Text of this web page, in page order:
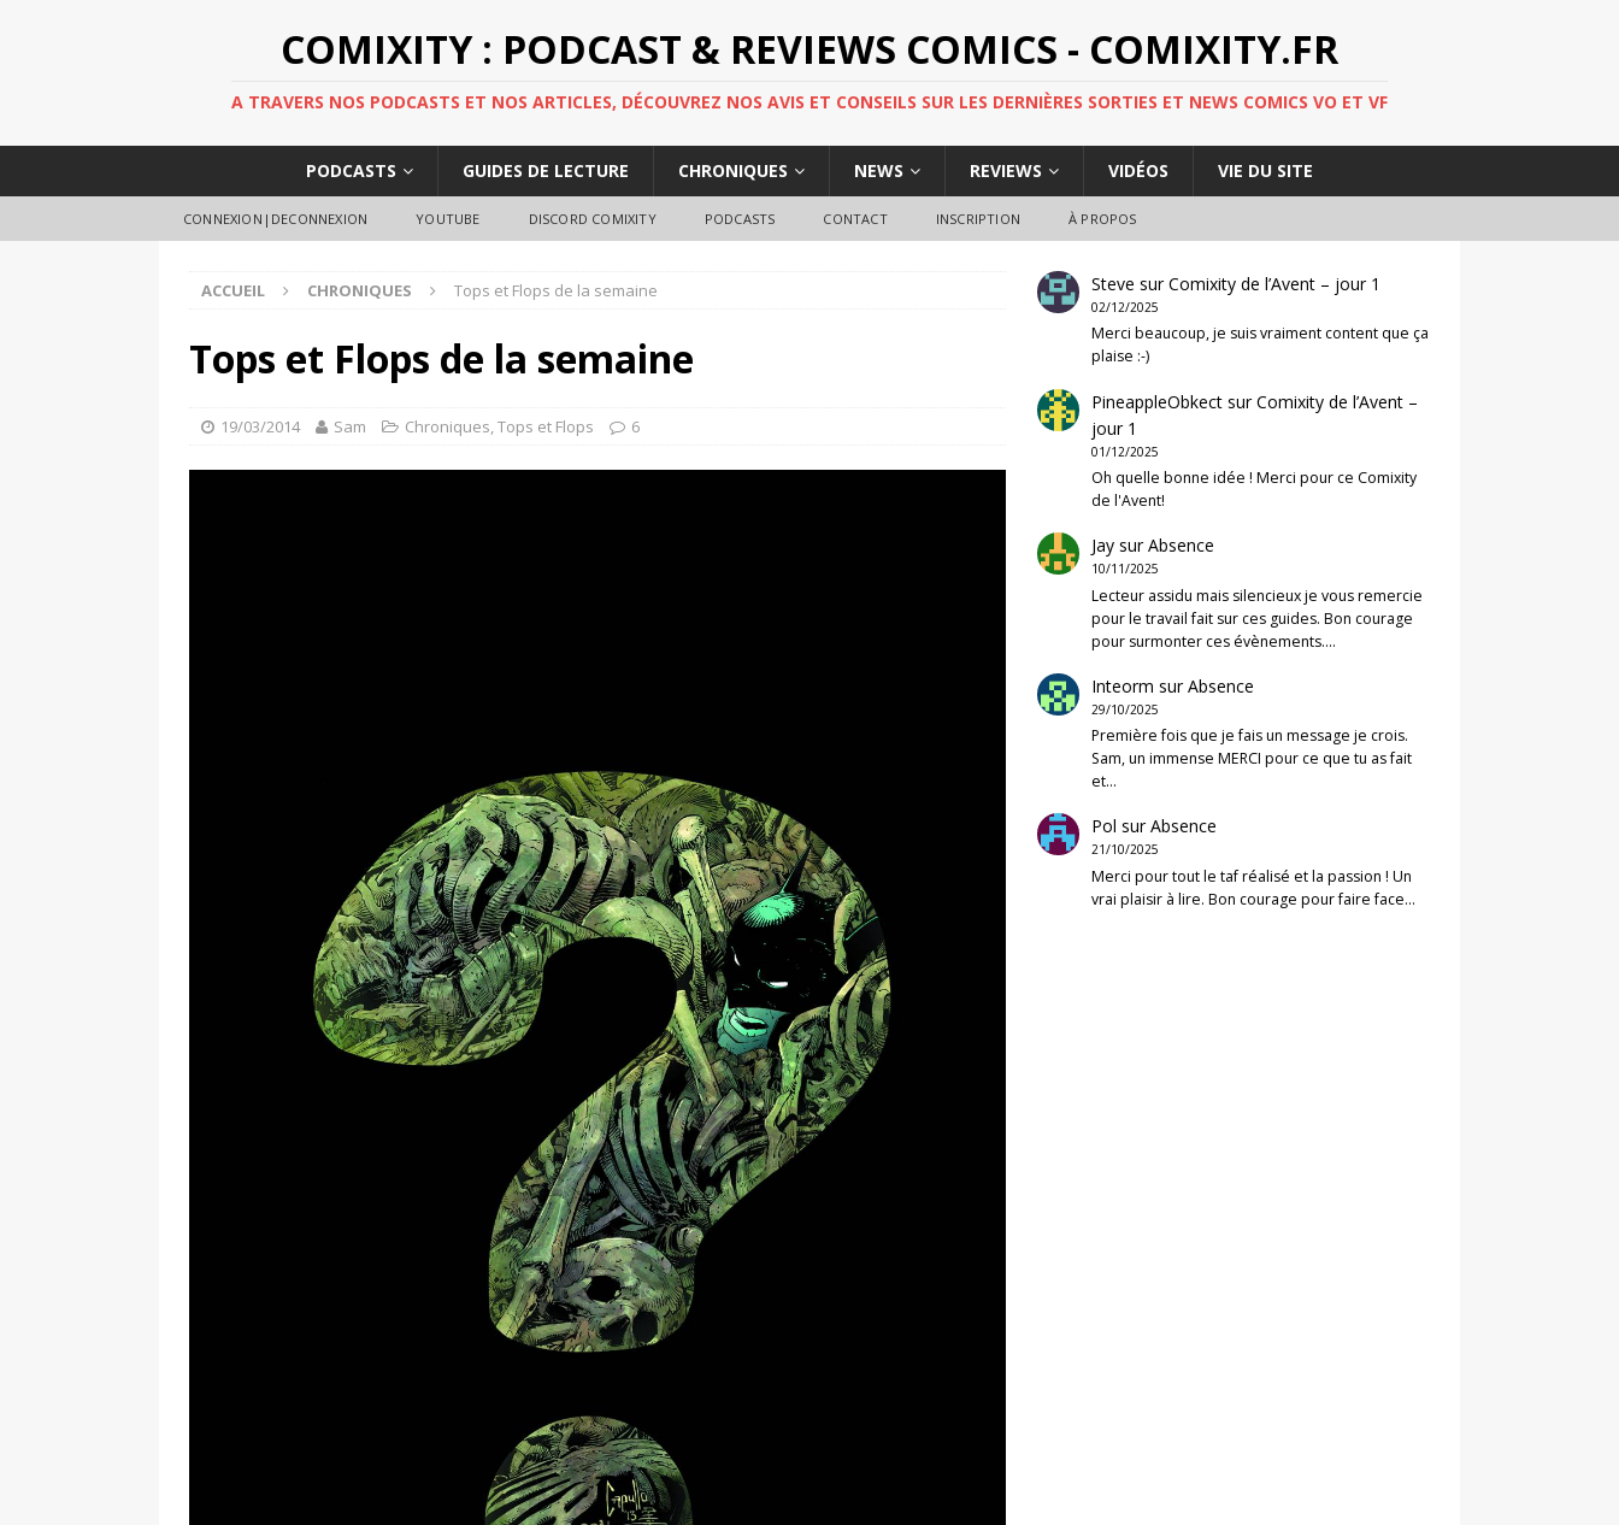
COMIXITY : PODCAST & REVIEWS COMICS - COMIXITY.FR
A TRAVERS NOS PODCASTS ET NOS ARTICLES, DÉCOUVREZ NOS AVIS ET CONSEILS SUR LES DERNIÈRES SORTIES ET NEWS COMICS VO ET VF
PODCASTS GUIDES DE LECTURE CHRONIQUES NEWS REVIEWS VIDÉOS VIE DU SITE
CONNEXION|DECONNEXION YOUTUBE DISCORD COMIXITY PODCASTS CONTACT INSCRIPTION À PROPOS
ACCUEIL CHRONIQUES Tops et Flops de la semaine
Tops et Flops de la semaine
19/03/2014 Sam Chroniques,Tops et Flops 6
Steve surComixity de l’Avent – jour 1
02/12/2025
Merci beaucoup, je suis vraiment content que ça
plaise :-)
PineappleObkect surComixity de l’Avent –
jour 1
01/12/2025
Oh quelle bonne idée ! Merci pour ce Comixity
de l'Avent!
Jay surAbsence
10/11/2025
Lecteur assidu mais silencieux je vous remercie
pour le travail fait sur ces guides. Bon courage
pour surmonter ces évènements.…
Inteorm surAbsence
29/10/2025
Première fois que je fais un message je crois.
Sam, un immense MERCI pour ce que tu as fait
et…
Pol surAbsence
21/10/2025
Merci pour tout le taf réalisé et la passion ! Un
vrai plaisir à lire. Bon courage pour faire face…